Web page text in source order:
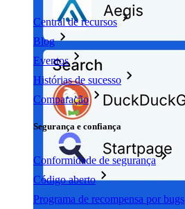
Central de recursos
Blog
Eventos
Histórias de sucesso
Comparação
Segurança e confiança
Conformidade de segurança
Código aberto
Programa de recompensa por bugs